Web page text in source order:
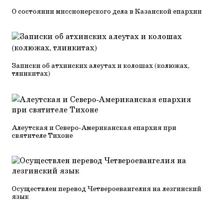
О состоянии миссионерского дела в Казанской епархии
Записки об атхинских алеутах и колошах (колюжах,
тлинкитах)
Алеутская и Северо-Американская епархия при
святителе Тихоне
Осуществлен перевод Четвероевангелия на лезгинский
язык